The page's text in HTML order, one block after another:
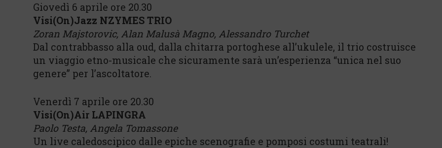
Giovedì 6 aprile ore 20.30
Visi(On)Jazz NZYMES TRIO
Zoran Majstorovic, Alan Malusà Magno, Alessandro Turchet
Dal contrabbasso alla oud, dalla chitarra portoghese all’ukulele, il trio costruisce
un viaggio etno-musicale che sicuramente sarà un’esperienza “unica nel suo
genere” per l’ascoltatore.
Venerdì 7 aprile ore 20.30
Visi(On)Air LAPINGRA
Paolo Testa, Angela Tomassone
Un live caledoscipico dalle epiche scenografie e pomposi costumi teatrali!